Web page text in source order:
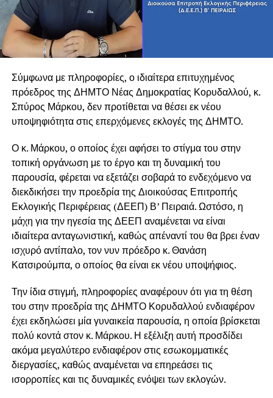
Σύμφωνα με πληροφορίες, ο ιδιαίτερα επιτυχημένος
πρόεδρος της ΔΗΜΤΟ Νέας Δημοκρατίας Κορυδαλλού, κ.
Σπύρος Μάρκου, δεν προτίθεται να θέσει εκ νέου
υποψηφιότητα στις επερχόμενες εκλογές της ΔΗΜΤΟ.
Ο κ. Μάρκου, ο οποίος έχει αφήσει το στίγμα του στην
τοπική οργάνωση με το έργο και τη δυναμική του
παρουσία, φέρεται να εξετάζει σοβαρά το ενδεχόμενο να
διεκδικήσει την προεδρία της Διοικούσας Επιτροπής
Εκλογικής Περιφέρειας (ΔΕΕΠ) Β’ Πειραιά. Ωστόσο, η
μάχη για την ηγεσία της ΔΕΕΠ αναμένεται να είναι
ιδιαίτερα ανταγωνιστική, καθώς απέναντί του θα βρει έναν
ισχυρό αντίπαλο, τον νυν πρόεδρο κ. Θανάση
Κατσιρούμπα, ο οποίος θα είναι εκ νέου υποψήφιος.
Την ίδια στιγμή, πληροφορίες αναφέρουν ότι για τη θέση
του στην προεδρία της ΔΗΜΤΟ Κορυδαλλού ενδιαφέρον
έχει εκδηλώσει μία γυναικεία παρουσία, η οποία βρίσκεται
πολύ κοντά στον κ. Μάρκου. Η εξέλιξη αυτή προσδίδει
ακόμα μεγαλύτερο ενδιαφέρον στις εσωκομματικές
διεργασίες, καθώς αναμένεται να επηρεάσει τις
ισορροπίες και τις δυναμικές ενόψει των εκλογών.